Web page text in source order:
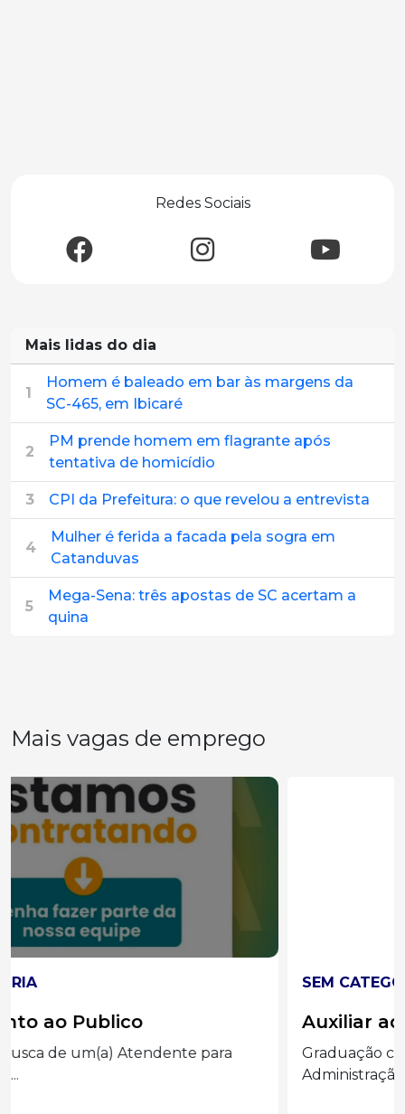
Redes Sociais
Mais lidas do dia
1
Homem é baleado em bar às margens da
SC-465, em Ibicaré
2
PM prende homem em flagrante após
tentativa de homicídio
3 CPI da Prefeitura: o que revelou a entrevista
4
Mulher é ferida a facada pela sogra em
Catanduvas
5
Mega-Sena: três apostas de SC acertam a
quina
Mais vagas de emprego
SEM CATEGORIA
Auxiliar administrado
Graduação completa ou cursando
Administração, Processos Gerenciais e áreas...